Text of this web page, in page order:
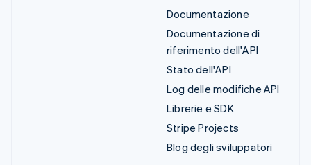
Documentazione
Documentazione di
riferimento dell'API
Stato dell'API
Log delle modifiche API
Librerie e SDK
Stripe Projects
Blog degli sviluppatori